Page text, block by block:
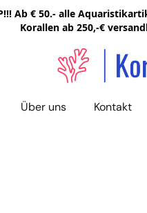
Ab € 50.- alle
Korallen ab 250,-€
Über uns Kontakt